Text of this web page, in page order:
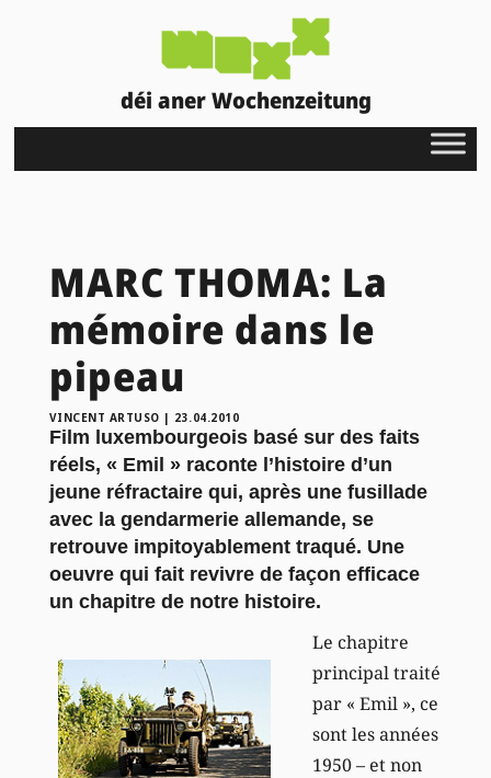
déi aner Wochenzeitung
MARC THOMA: La
mémoire dans le
pipeau
VINCENT ARTUSO | 23.04.2010
Film luxembourgeois basé sur des faits
réels, « Emil » raconte l’histoire d’un
jeune réfractaire qui, après une fusillade
avec la gendarmerie allemande, se
retrouve impitoyablement traqué. Une
oeuvre qui fait revivre de façon efficace
un chapitre de notre histoire.
Le chapitre
principal traité
par « Emil », ce
sont les années
1950 – et non